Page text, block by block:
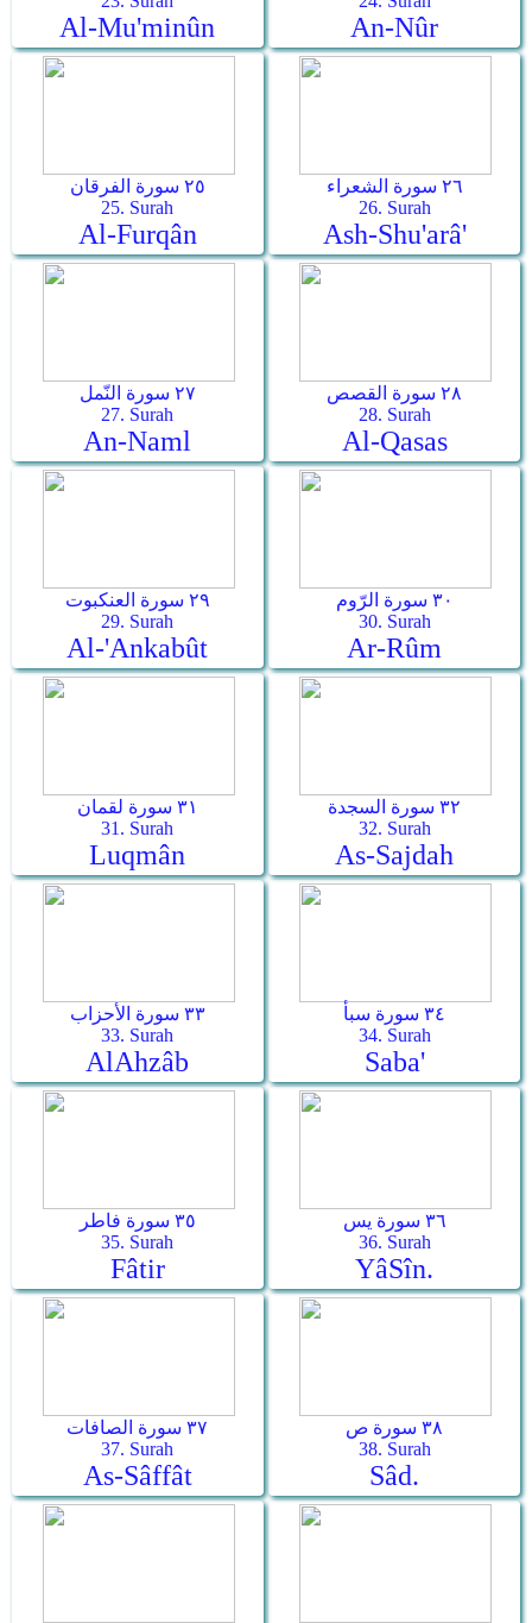
Al-Mu'minûn An-Nûr
٢٥ سورة الفرقان
25. Surah
Al-Furqân
٢٦ سورة الشعراء
26. Surah
Ash-Shu'arâ'
٢٧ سورة النّمل
27. Surah
An-Naml
٢٨ سورة القصص
28. Surah
Al-Qasas
٢٩ سورة العنكبوت
29. Surah
Al-'Ankabût
٣٠ سورة الرّوم
30. Surah
Ar-­Rûm
٣١ سورة لقمان
31. Surah
Luqmân
٣٢ سورة السجدة
32. Surah
As-­Sajdah
٣٣ سورة الأحزاب
33. Surah
Al­Ahzâb
٣٤ سورة سبأ
34. Surah
Saba'
٣٥ سورة فاطر
35. Surah
Fâtir
٣٦ سورة يس
36. Surah
Yâ­Sîn.
٣٧ سورة الصافات
37. Surah
As-Sâffât
٣٨ سورة ص
38. Surah
Sâd.